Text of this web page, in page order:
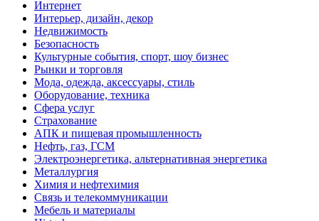
Интернет
Интерьер, дизайн, декор
Недвижимость
Безопасность
Культурные события, спорт, шоу бизнес
Рынки и торговля
Мода, одежда, аксессуары, стиль
Оборудование, техника
Сфера услуг
Страхование
АПК и пищевая промышленность
Нефть, газ, ГСМ
Электроэнергетика, альтернативная энергетика
Металлургия
Химия и нефтехимия
Связь и телекоммуникации
Мебель и материалы